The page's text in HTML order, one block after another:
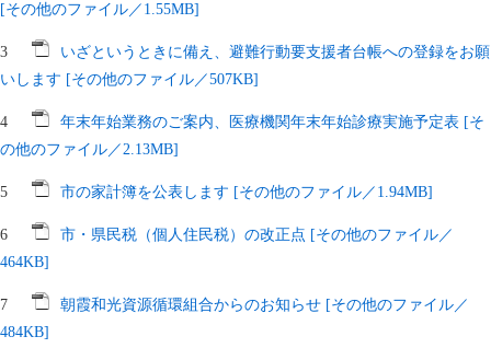
[その他のファイル／1.55MB]
3
いざというときに備え、避難行動要支援者台帳への登録をお願
いします [その他のファイル／507KB]
4
年末年始業務のご案内、医療機関年末年始診療実施予定表 [そ
の他のファイル／2.13MB]
5 市の家計簿を公表します [その他のファイル／1.94MB]
6
市・県民税（個人住民税）の改正点 [その他のファイル／
464KB]
7
朝霞和光資源循環組合からのお知らせ [その他のファイル／
484KB]